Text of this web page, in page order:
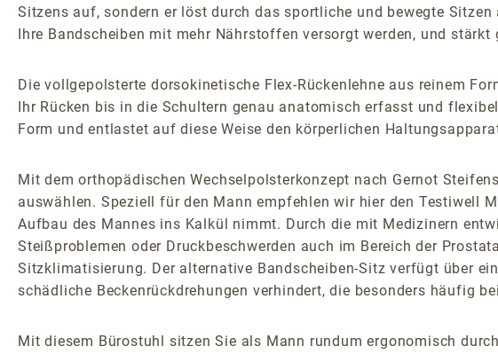
Sitzens auf, sondern er löst durch das sportliche und bewegte
Ihre Bandscheiben mit mehr Nährstoffen versorgt werden, und
Die vollgepolsterte dorsokinetische Flex-Rückenlehne aus reinem
Ihr Rücken bis in die Schultern genau anatomisch erfasst und
Form und entlastet auf diese Weise den körperlichen
Mit dem orthopädischen Wechselpolsterkonzept nach Gernot
auswählen. Speziell für den Mann empfehlen wir hier den Testiwell
Aufbau des Mannes ins Kalkül nimmt. Durch die mit Medizinern
Steißproblemen oder Druckbeschwerden auch im Bereich der
Sitzklimatisierung. Der alternative Bandscheiben-Sitz verfügt über
schädliche Beckenrückdrehungen verhindert, die besonders häufig
Mit diesem Bürostuhl sitzen Sie als Mann rundum ergonomisch